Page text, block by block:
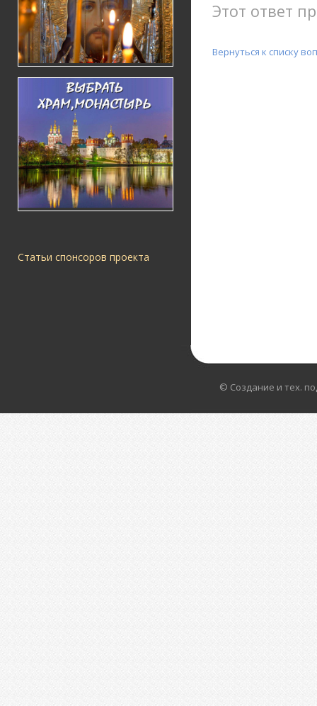
Статьи спонсоров проекта
Этот ответ
Вернуться к списку
© Создание и тех.